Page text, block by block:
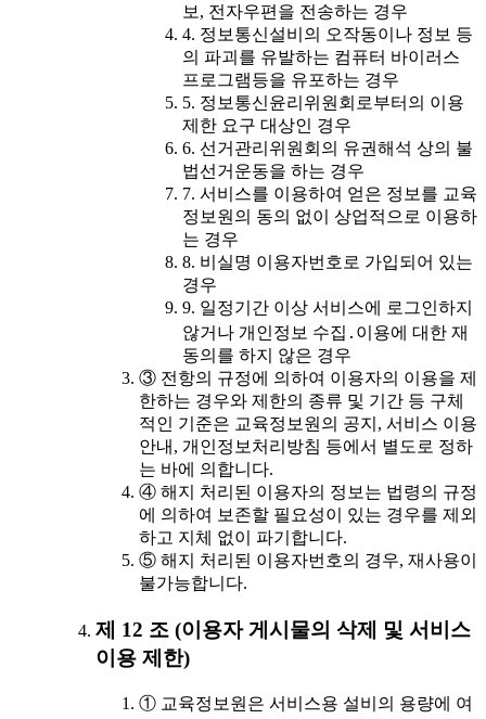
보, 전자우편을 전송하는 경우
4. 정보통신설비의 오작동이나 정보 등
의 파괴를 유발하는 컴퓨터 바이러스
프로그램등을 유포하는 경우
5. 정보통신윤리위원회로부터의 이용
제한 요구 대상인 경우
6. 선거관리위원회의 유권해석 상의 불
법선거운동을 하는 경우
7. 서비스를 이용하여 얻은 정보를 교육
정보원의 동의 없이 상업적으로 이용하
는 경우
8. 비실명 이용자번호로 가입되어 있는
경우
9. 일정기간 이상 서비스에 로그인하지
않거나 개인정보 수집․이용에 대한 재
동의를 하지 않은 경우
③ 전항의 규정에 의하여 이용자의 이용을 제
한하는 경우와 제한의 종류 및 기간 등 구체
적인 기준은 교육정보원의 공지, 서비스 이용
안내, 개인정보처리방침 등에서 별도로 정하
는 바에 의합니다.
④ 해지 처리된 이용자의 정보는 법령의 규정
에 의하여 보존할 필요성이 있는 경우를 제외
하고 지체 없이 파기합니다.
⑤ 해지 처리된 이용자번호의 경우, 재사용이
불가능합니다.
제 12 조 (이용자 게시물의 삭제 및 서비스
이용 제한)
① 교육정보원은 서비스용 설비의 용량에 여